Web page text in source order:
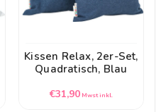
Kissen Relax, 2er-Set,
Quadratisch, Blau
Normaler
€31,90 Mwst inkl.